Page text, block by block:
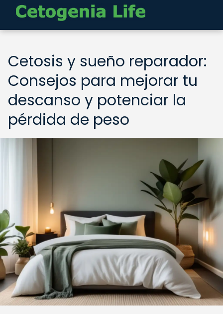
Cetosis y sueño reparador:
Consejos para mejorar tu
descanso y potenciar la
pérdida de peso